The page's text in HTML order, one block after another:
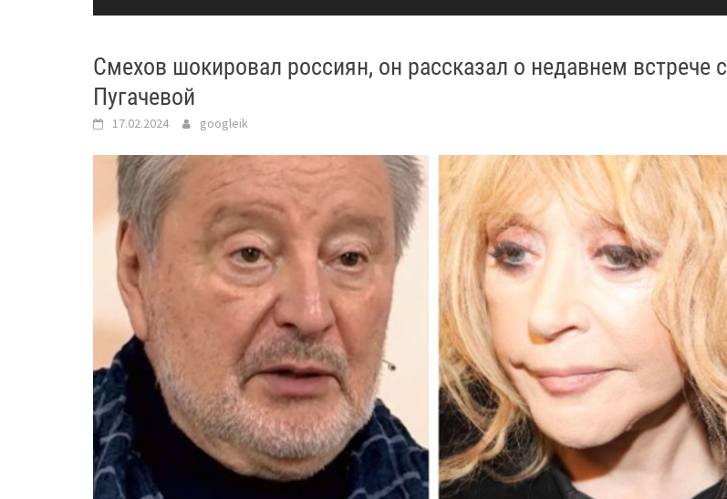
Смехов шокировал россиян, он рассказал о недавнем встрече с
Пугачевой
17.02.2024 googleik